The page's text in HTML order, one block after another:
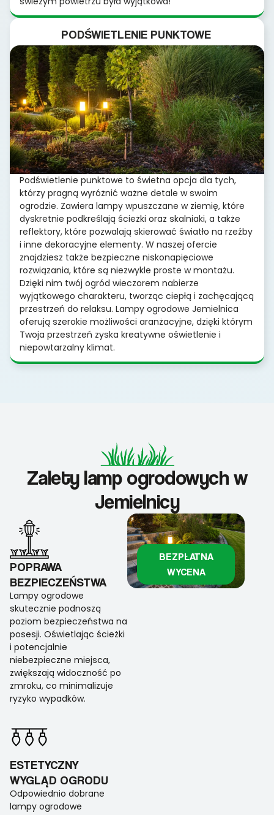
PODŚWIETLENIE PUNKTOWE
Podświetlenie punktowe to świetna opcja dla tych,
którzy pragną wyróżnić ważne detale w swoim
ogrodzie. Zawiera lampy wpuszczane w ziemię, które
dyskretnie podkreślają ścieżki oraz skalniaki, a także
reflektory, które pozwalają skierować światło na rzeźby
i inne dekoracyjne elementy. W naszej ofercie
znajdziesz także bezpieczne niskonapięciowe
rozwiązania, które są niezwykle proste w montażu.
Dzięki nim twój ogród wieczorem nabierze
wyjątkowego charakteru, tworząc ciepłą i zachęcającą
przestrzeń do relaksu. Lampy ogrodowe Jemielnica
oferują szerokie możliwości aranżacyjne, dzięki którym
Twoja przestrzeń zyska kreatywne oświetlenie i
niepowtarzalny klimat.
Zalety lamp ogrodowych w
Jemielnicy
POPRAWA
BEZPIECZEŃSTWA
Lampy ogrodowe
skutecznie podnoszą
poziom bezpieczeństwa na
posesji. Oświetlając ścieżki
i potencjalnie
niebezpieczne miejsca,
zwiększają widoczność po
zmroku, co minimalizuje
ryzyko wypadków.
ESTETYCZNY
WYGLĄD OGRODU
Odpowiednio dobrane
lampy ogrodowe
BEZPŁATNA
WYCENA